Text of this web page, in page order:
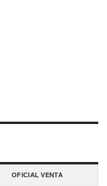
OFICIAL VENTA